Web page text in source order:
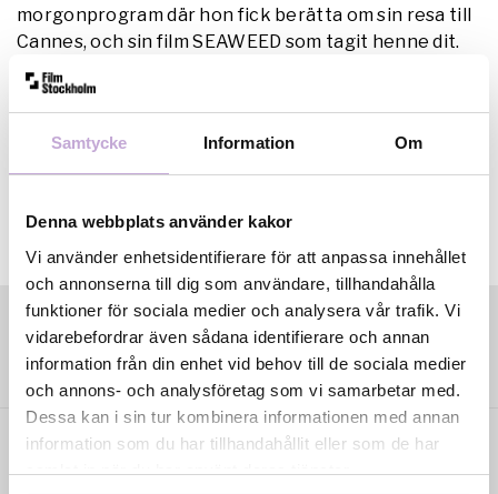
Samtycke Information Om
Denna webbplats använder kakor
Vi använder enhetsidentifierare för att anpassa innehållet
och annonserna till dig som användare, tillhandahålla
funktioner för sociala medier och analysera vår trafik. Vi
vidarebefordrar även sådana identifierare och annan
information från din enhet vid behov till de sociala medier
och annons- och analysföretag som vi samarbetar med.
Dessa kan i sin tur kombinera informationen med annan
information som du har tillhandahållit eller som de har
samlat in när du har använt deras tjänster.
morgonprogram där hon fick berätta om sin resa till
Cannes, och sin film SEAWEED som tagit henne dit.
Se inslaget här